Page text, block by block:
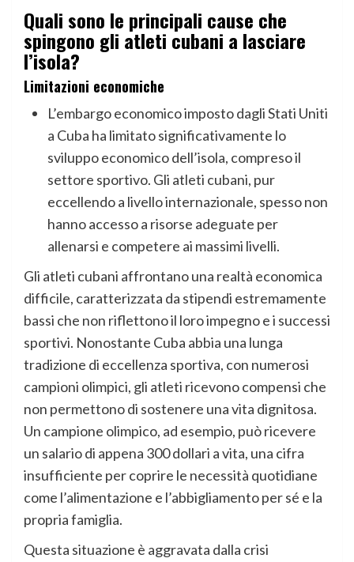
Quali sono le principali cause che
spingono gli atleti cubani a lasciare
l’isola?
Limitazioni economiche
L’embargo economico imposto dagli Stati Uniti
a Cuba ha limitato significativamente lo
sviluppo economico dell’isola, compreso il
settore sportivo. Gli atleti cubani, pur
eccellendo a livello internazionale, spesso non
hanno accesso a risorse adeguate per
allenarsi e competere ai massimi livelli.
Gli atleti cubani affrontano una realtà economica
difficile, caratterizzata da stipendi estremamente
bassi che non riflettono il loro impegno e i successi
sportivi. Nonostante Cuba abbia una lunga
tradizione di eccellenza sportiva, con numerosi
campioni olimpici, gli atleti ricevono compensi che
non permettono di sostenere una vita dignitosa.
Un campione olimpico, ad esempio, può ricevere
un salario di appena 300 dollari a vita, una cifra
insufficiente per coprire le necessità quotidiane
come l’alimentazione e l’abbigliamento per sé e la
propria famiglia.
Questa situazione è aggravata dalla crisi